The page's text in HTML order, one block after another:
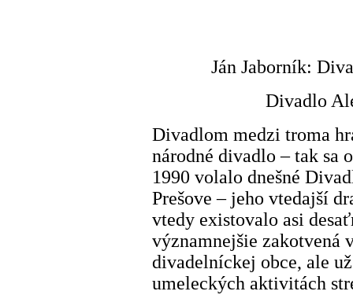
Ján Jaborník:
Divadlo
Divadlom medzi troma
národné divadlo – tak sa
1990 volalo dnešné
Prešove – jeho vtedajší
vtedy existovalo asi
významnejšie zakotvená
divadelníckej obce, ale
umeleckých aktivitách